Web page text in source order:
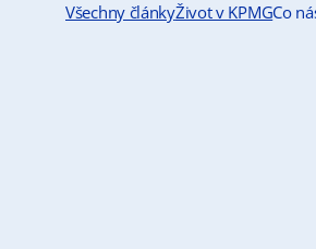
Všechny článkyŽivot v KPMGCo